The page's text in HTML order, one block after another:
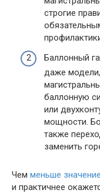
строгие
Баллонный
даже
баллонную
или
мощности.
также
заменить
Чем меньше значение
и практичнее